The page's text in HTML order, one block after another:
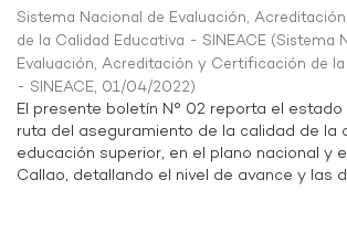
Sistema Nacional de Evaluación,
de la Calidad Educativa - SINEACE (Sistema
Evaluación, Acreditación y Certificación de
- SINEACE, 01/04/2022)
El presente boletín N° 02 reporta el
ruta del aseguramiento de la calidad de la
educación superior, en el plano nacional y
Callao, detallando el nivel de avance y las